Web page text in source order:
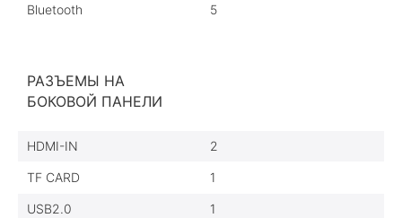
Bluetooth 5
РАЗЪЕМЫ НА
БОКОВОЙ ПАНЕЛИ
HDMI-IN 2
TF CARD 1
USB2.0 1